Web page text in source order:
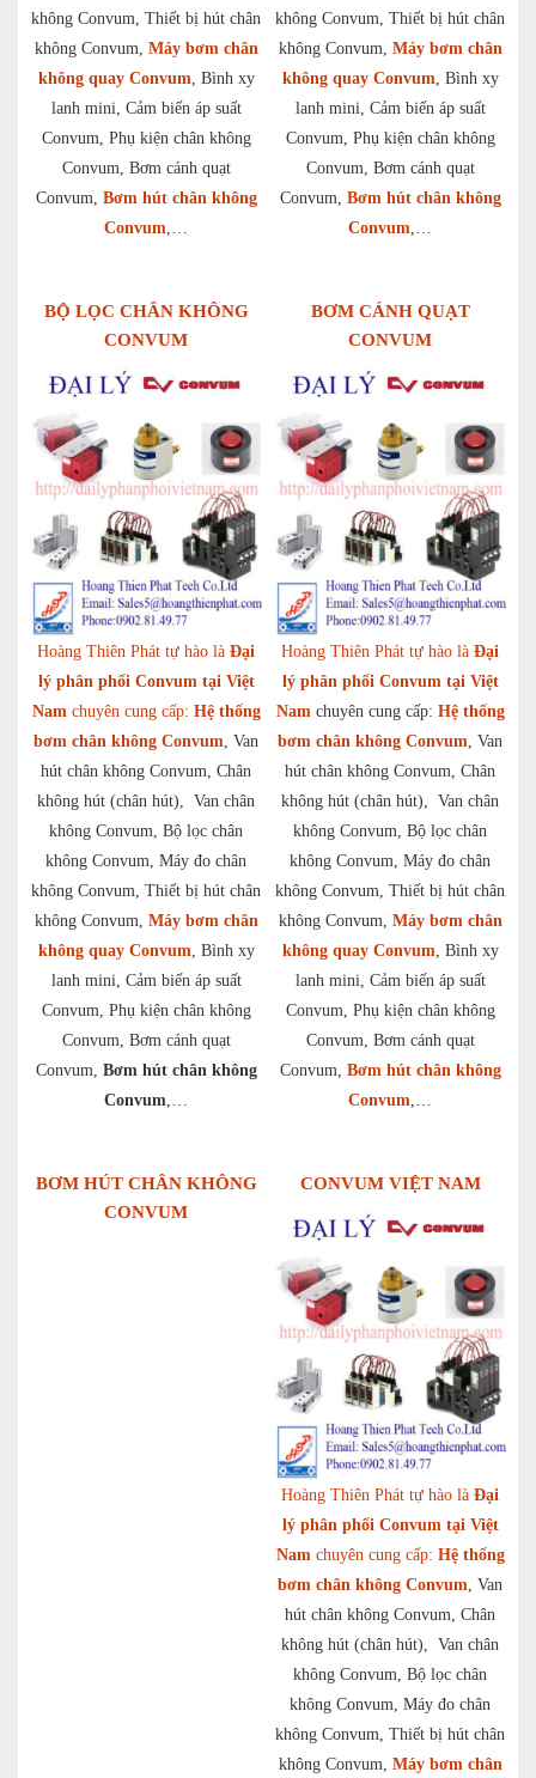
không Convum, Thiết bị hút chân
không Convum, Máy bơm chân
không quay Convum, Bình xy
lanh mini, Cảm biến áp suất
Convum, Phụ kiện chân không
Convum, Bơm cánh quạt
Convum, Bơm hút chân không
Convum,…
BỘ LỌC CHÂN KHÔNG
CONVUM
không Convum, Thiết bị hút chân
không Convum, Máy bơm chân
không quay Convum, Bình xy
lanh mini, Cảm biến áp suất
Convum, Phụ kiện chân không
Convum, Bơm cánh quạt
Convum, Bơm hút chân không
Convum,…
BƠM CÁNH QUẠT
CONVUM
Hoàng Thiên Phát tự hào là Đại
lý phân phối Convum tại Việt
Namchuyên cung cấp: Hệ thống
bơm chân không Convum, Van
hút chân không Convum, Chân
không hút (chân hút), Van chân
không Convum, Bộ lọc chân
không Convum, Máy đo chân
không Convum, Thiết bị hút chân
không Convum, Máy bơm chân
không quay Convum, Bình xy
lanh mini, Cảm biến áp suất
Convum, Phụ kiện chân không
Convum, Bơm cánh quạt
Convum, Bơm hút chân không
Convum,…
BƠM HÚT CHÂN KHÔNG
CONVUM
Hoàng Thiên Phát tự hào là Đại
lý phân phối Convum tại Việt
Namchuyên cung cấp: Hệ thống
bơm chân không Convum, Van
hút chân không Convum, Chân
không hút (chân hút), Van chân
không Convum, Bộ lọc chân
không Convum, Máy đo chân
không Convum, Thiết bị hút chân
không Convum, Máy bơm chân
không quay Convum, Bình xy
lanh mini, Cảm biến áp suất
Convum, Phụ kiện chân không
Convum, Bơm cánh quạt
Convum, Bơm hút chân không
Convum,…
CONVUM VIỆT NAM
Hoàng Thiên Phát tự hào là Đại
lý phân phối Convum tại Việt
Namchuyên cung cấp: Hệ thống
bơm chân không Convum, Van
hút chân không Convum, Chân
không hút (chân hút), Van chân
không Convum, Bộ lọc chân
không Convum, Máy đo chân
không Convum, Thiết bị hút chân
không Convum, Máy bơm chân